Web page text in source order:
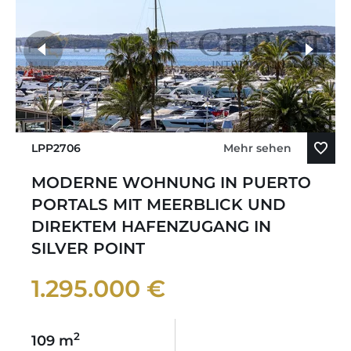
LPP2706 Mehr sehen
MODERNE WOHNUNG IN PUERTO
PORTALS MIT MEERBLICK UND
DIREKTEM HAFENZUGANG IN
SILVER POINT
1.295.000 €
109 m2